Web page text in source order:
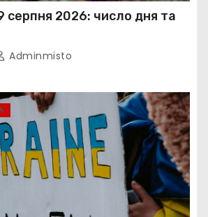
серпня 2026: число дня та
Adminmisto